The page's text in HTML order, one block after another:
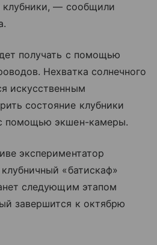
клубники, — сообщили
получать с помощью
Нехватка солнечного
искусственным
состояние клубники
помощью экшен-камеры.
экспериментатор
«батискаф»
следующим этапом
завершится к октябрю